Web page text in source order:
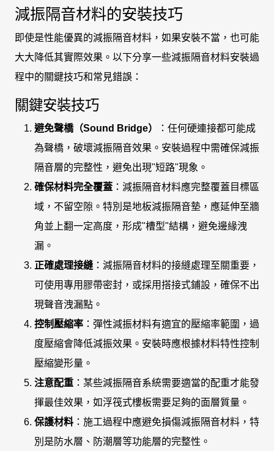
減振隔音材料的安裝技巧
即使是性能優異的減振隔音材料，如果安裝不當，也可能
大大降低其實際效果。以下分享一些減振隔音材料安裝過
程中的關鍵技巧和常見錯誤：
關鍵安裝技巧
避免聲橋（Sound Bridge）
：任何硬連接都可能成
為聲橋，破壞減振隔音效果。安裝過程中需確保減振
隔音層的完整性，避免出現"短路"現象。
確保材料完全覆蓋 ：減振隔音材料應完整覆蓋目標區
域，不留空隙。特別是地板減振隔音墊，應延伸至牆
角並上翻一定高度，形成"槽型"結構，避免邊緣洩
漏。
正確處理接縫 ：減振隔音材料的接縫處理至關重要，
可使用專用膠帶密封，或採用搭接式鋪設，確保不出
現聲音洩漏點。
控制壓縮率 ：彈性減振材料有適宜的壓縮率範圍，過
度壓縮會降低減振效果。安裝時應根據材料特性控制
壓縮變形量。
注意配重 ：某些減振隔音系統需要適當的配重才能發
揮最佳效果，如浮筏式樓板需要足夠的面層質量。
保護材料 ：施工過程中應避免損傷減振隔音材料，特
別是防水層、防潮層等功能層的完整性。